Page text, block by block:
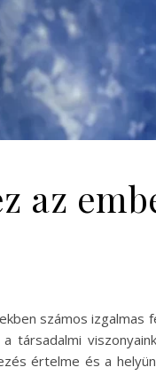
az
számos izgalmas
értelme és a